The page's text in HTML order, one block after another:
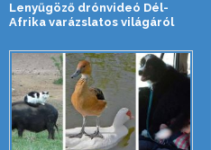
Lenyűgöző drónvideó Dél-
Afrika varázslatos világáról